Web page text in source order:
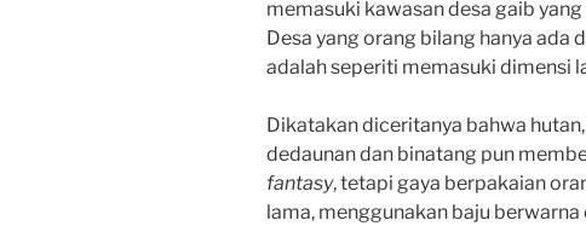
memasuki kawasan desa gaib
Desa yang orang bilang hanya ada
adalah seperiti memasuki dimensi
Dikatakan diceritanya bahwa
dedaunan dan binatang pun
fantasy, tetapi gaya berpakaian
lama, menggunakan baju